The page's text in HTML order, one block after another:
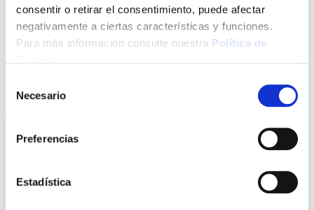
consentir o retirar el consentimiento, puede afectar
negativamente a ciertas características y funciones.
Para más información consulte nuestra Política de
Necesario
Preferencias
Estadística
Introduce tu e-mail y te avisaremos si el artículo vuelve a
estar disponible.
También te puede interesar